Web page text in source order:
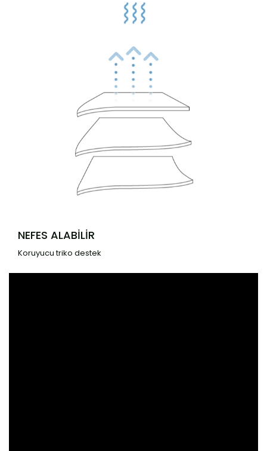
NEFES ALABİLİR
Koruyucu triko destek